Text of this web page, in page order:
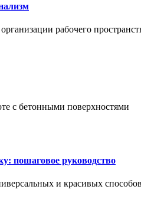
рабочего
с бетонными поверхностями
пошаговое руководство
и красивых